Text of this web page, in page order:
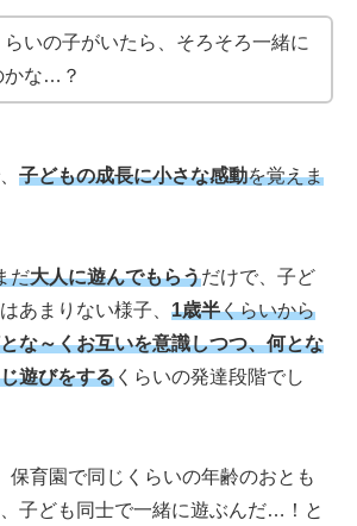
らいの子がいたら、そろそろ一緒に
かな…？
子どもの成長に小さな感動を覚えま
だ大人に遊んでもらうだけで、子ど
あまりない様子、 1歳半くらいから
な～くお互いを意識しつつ、何とな
遊びをする くらいの発達段階でし
保育園で同じくらいの年齢のおとも
子ども同士で一緒に遊ぶんだ…！と